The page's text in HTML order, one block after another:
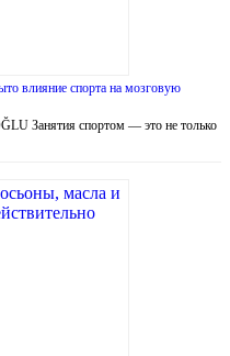
влияние спорта на мозговую
Занятия спортом — это не только